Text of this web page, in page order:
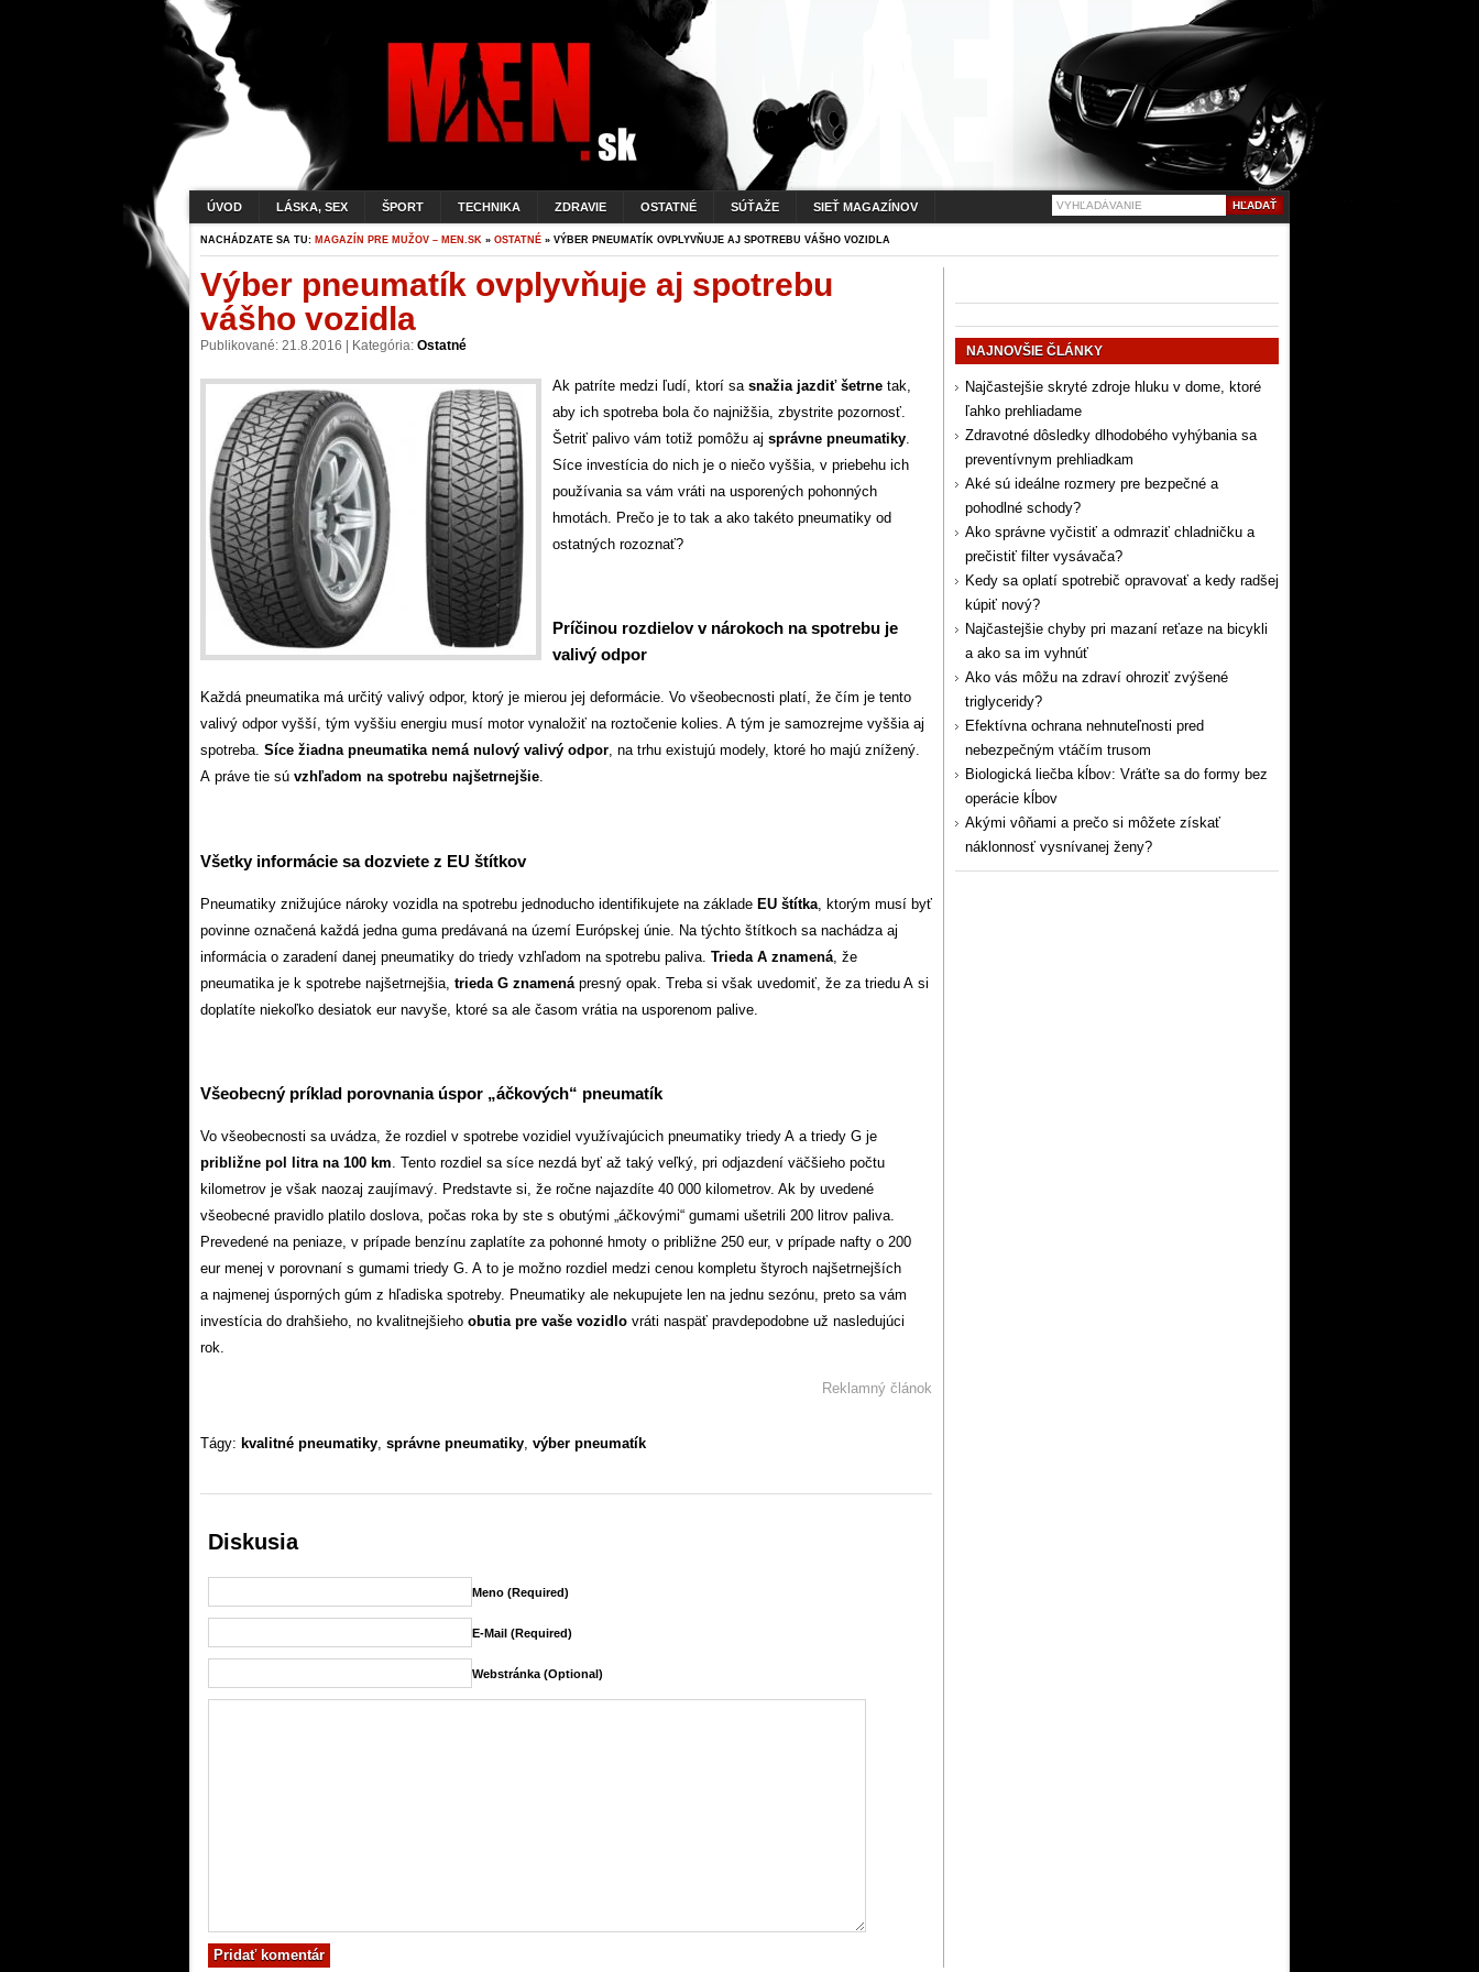
ÚVOD LÁSKA, SEX ŠPORT TECHNIKA ZDRAVIE OSTATNÉ SÚŤAŽE SIEŤ MAGAZÍNOV
NACHÁDZATE SA TU: MAGAZÍN PRE MUŽOV – MEN.SK » OSTATNÉ » VÝBER PNEUMATÍK OVPLYVŇUJE AJ SPOTREBU VÁŠHO VOZIDLA
Výber pneumatík ovplyvňuje aj spotrebu
vášho vozidla
Publikované: 21.8.2016 | Kategória: Ostatné
Ak patríte medzi ľudí, ktorí sa snažia jazdiť šetrne tak,
aby ich spotreba bola čo najnižšia, zbystrite pozornosť.
Šetriť palivo vám totiž pomôžu aj správne pneumatiky.
Síce investícia do nich je o niečo vyššia, v priebehu ich
používania sa vám vráti na usporených pohonných
hmotách. Prečo je to tak a ako takéto pneumatiky od
ostatných rozoznať?
Príčinou rozdielov v nárokoch na spotrebu je
valivý odpor
Každá pneumatika má určitý valivý odpor, ktorý je mierou jej deformácie. Vo všeobecnosti platí, že čím je tento
valivý odpor vyšší, tým vyššiu energiu musí motor vynaložiť na roztočenie kolies. A tým je samozrejme vyššia aj
spotreba. Síce žiadna pneumatika nemá nulový valivý odpor, na trhu existujú modely, ktoré ho majú znížený.
A práve tie sú vzhľadom na spotrebu najšetrnejšie.
Všetky informácie sa dozviete z EU štítkov
Pneumatiky znižujúce nároky vozidla na spotrebu jednoducho identifikujete na základe EU štítka , ktorým musí byť
povinne označená každá jedna guma predávaná na území Európskej únie. Na týchto štítkoch sa nachádza aj
informácia o zaradení danej pneumatiky do triedy vzhľadom na spotrebu paliva. Trieda A znamená , že
pneumatika je k spotrebe najšetrnejšia, trieda G znamená presný opak. Treba si však uvedomiť, že za triedu A si
doplatíte niekoľko desiatok eur navyše, ktoré sa ale časom vrátia na usporenom palive.
Všeobecný príklad porovnania úspor „áčkových“ pneumatík
Vo všeobecnosti sa uvádza, že rozdiel v spotrebe vozidiel využívajúcich pneumatiky triedy A a triedy G je
približne pol litra na 100 km. Tento rozdiel sa síce nezdá byť až taký veľký, pri odjazdení väčšieho počtu
kilometrov je však naozaj zaujímavý. Predstavte si, že ročne najazdíte 40 000 kilometrov. Ak by uvedené
všeobecné pravidlo platilo doslova, počas roka by ste s obutými „áčkovými“ gumami ušetrili 200 litrov paliva.
Prevedené na peniaze, v prípade benzínu zaplatíte za pohonné hmoty o približne 250 eur, v prípade nafty o 200
eur menej v porovnaní s gumami triedy G. A to je možno rozdiel medzi cenou kompletu štyroch najšetrnejších
a najmenej úsporných gúm z hľadiska spotreby. Pneumatiky ale nekupujete len na jednu sezónu, preto sa vám
investícia do drahšieho, no kvalitnejšieho obutia pre vaše vozidlo vráti naspäť pravdepodobne už nasledujúci
rok.
Reklamný článok
Tágy: kvalitné pneumatiky, správne pneumatiky, výber pneumatík
Diskusia
Meno (required)
E-Mail (required)
Webstránka (Optional)
NAJNOVŠIE ČLÁNKY
Najčastejšie skryté zdroje hluku v dome, ktoré
ľahko prehliadame
Zdravotné dôsledky dlhodobého vyhýbania sa
preventívnym prehliadkam
Aké sú ideálne rozmery pre bezpečné a
pohodlné schody?
Ako správne vyčistiť a odmraziť chladničku a
prečistiť filter vysávača?
Kedy sa oplatí spotrebič opravovať a kedy radšej
kúpiť nový?
Najčastejšie chyby pri mazaní reťaze na bicykli
a ako sa im vyhnúť
Ako vás môžu na zdraví ohroziť zvýšené
triglyceridy?
Efektívna ochrana nehnuteľnosti pred
nebezpečným vtáčím trusom
Biologická liečba kĺbov: Vráťte sa do formy bez
operácie kĺbov
Akými vôňami a prečo si môžete získať
náklonnosť vysnívanej ženy?